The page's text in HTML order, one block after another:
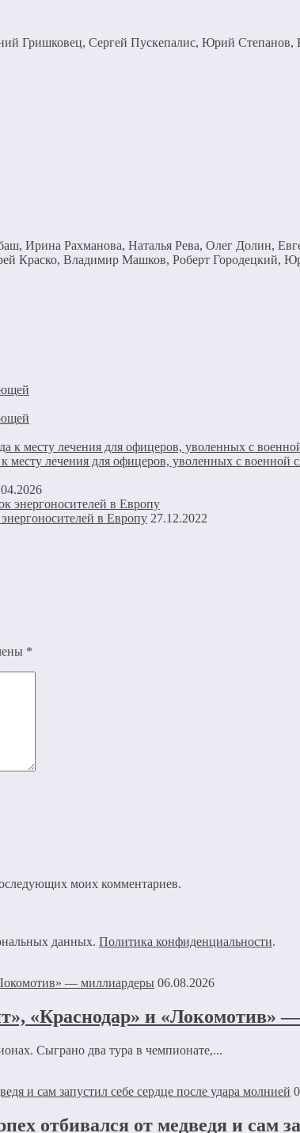
Гришковец, Сергей Пускепалис, Юрий Степанов,
Ирина Рахманова, Наталья Рева, Олег Долин,
Краско, Владимир Машков, Роберт Городецкий,
месту лечения для офицеров, уволенных с военной
в Европу 27.12.2022
*
моих комментариев.
данных. Политика конфиденциальности.
06.08.2026
«Краснодар» и «Локомотив»
Сыграно два тура в чемпионате,...
отбивался от медведя и сам